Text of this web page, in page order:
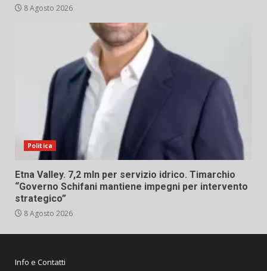
8 Agosto 2026
Politica
Etna Valley. 7,2 mln per servizio idrico. Timarchio
“Governo Schifani mantiene impegni per intervento
strategico”
8 Agosto 2026
Info e Contatti